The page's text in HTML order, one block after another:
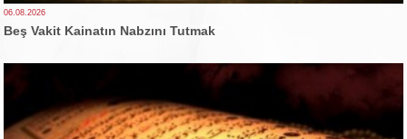
06.08.2026
Beş Vakit Kainatın Nabzını Tutmak